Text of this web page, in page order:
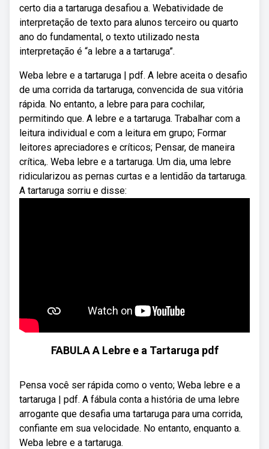
certo dia a tartaruga desafiou a. Webatividade de
interpretação de texto para alunos terceiro ou quarto
ano do fundamental, o texto utilizado nesta
interpretação é “a lebre a a tartaruga”.
Weba lebre e a tartaruga | pdf. A lebre aceita o desafio
de uma corrida da tartaruga, convencida de sua vitória
rápida. No entanto, a lebre para para cochilar,
permitindo que. A lebre e a tartaruga. Trabalhar com a
leitura individual e com a leitura em grupo; Formar
leitores apreciadores e críticos; Pensar, de maneira
crítica,. Weba lebre e a tartaruga. Um dia, uma lebre
ridicularizou as pernas curtas e a lentidão da tartaruga.
A tartaruga sorriu e disse:
FABULA A Lebre e a Tartaruga pdf
Pensa você ser rápida como o vento; Weba lebre e a
tartaruga | pdf. A fábula conta a história de uma lebre
arrogante que desafia uma tartaruga para uma corrida,
confiante em sua velocidade. No entanto, enquanto a.
Weba lebre e a tartaruga.